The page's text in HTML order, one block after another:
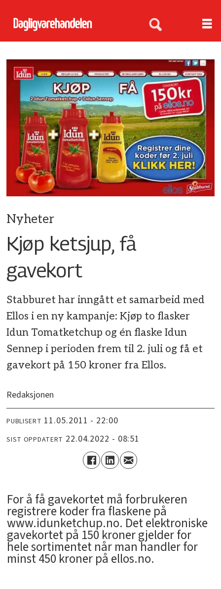
Nyheter
Kjøp ketsjup, få
gavekort
Stabburet har inngått et samarbeid med
Ellos i en ny kampanje: Kjøp to flasker
Idun Tomatketchup og én flaske Idun
Sennep i perioden frem til 2. juli og få et
gavekort på 150 kroner fra Ellos.
Redaksjonen
PUBLISERT 11.05.2011 - 22:00
SIST OPPDATERT 22.04.2022 - 08:51
For å få gavekortet må forbrukeren
registrere koder fra flaskene på
www.idunketchup.no. Det elektroniske
gavekortet på 150 kroner gjelder for
hele sortimentet når man handler for
minst 450 kroner på ellos.no.